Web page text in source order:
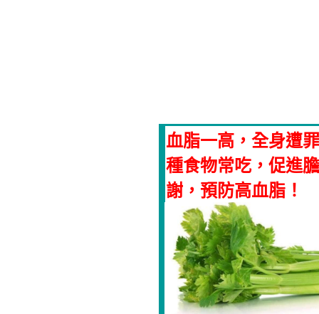
血脂一高，全身遭
種食物常吃，促進
謝，預防高血脂！